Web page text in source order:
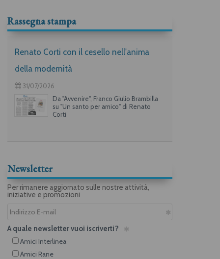
Rassegna stampa
Renato Corti con il cesello nell'anima
della modernità
31/07/2026
Da "Avvenire", Franco Giulio Brambilla
su "Un santo per amico" di Renato
Corti
Newsletter
Per rimanere aggiornato sulle nostre attività,
iniziative e promozioni
A quale newsletter vuoi iscriverti?
Amici Interlinea
Amici Rane